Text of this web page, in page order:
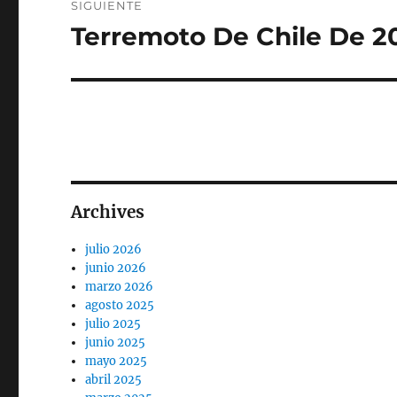
SIGUIENTE
Entrada
Terremoto De Chile De
Archives
julio 2026
junio 2026
marzo 2026
agosto 2025
julio 2025
junio 2025
mayo 2025
abril 2025